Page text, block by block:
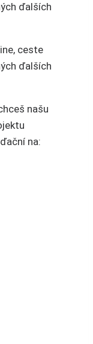
ďalších
ceste
ďalších
našu
na: